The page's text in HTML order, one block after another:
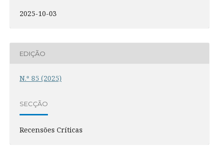
2025-10-03
EDIÇÃO
N.º 85 (2025)
SECÇÃO
Recensões Críticas